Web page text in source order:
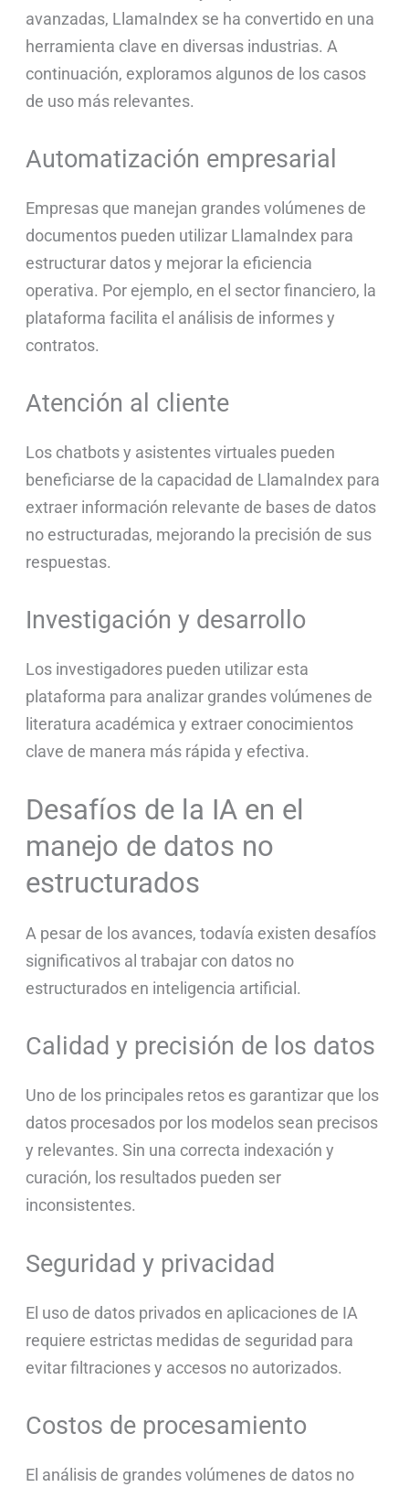
avanzadas, LlamaIndex se ha convertido en una
herramienta clave en diversas industrias. A
continuación, exploramos algunos de los casos
de uso más relevantes.
Automatización empresarial
Empresas que manejan grandes volúmenes de
documentos pueden utilizar LlamaIndex para
estructurar datos y mejorar la eficiencia
operativa. Por ejemplo, en el sector financiero, la
plataforma facilita el análisis de informes y
contratos.
Atención al cliente
Los chatbots y asistentes virtuales pueden
beneficiarse de la capacidad de LlamaIndex para
extraer información relevante de bases de datos
no estructuradas, mejorando la precisión de sus
respuestas.
Investigación y desarrollo
Los investigadores pueden utilizar esta
plataforma para analizar grandes volúmenes de
literatura académica y extraer conocimientos
clave de manera más rápida y efectiva.
Desafíos de la IA en el
manejo de datos no
estructurados
A pesar de los avances, todavía existen desafíos
significativos al trabajar con datos no
estructurados en inteligencia artificial.
Calidad y precisión de los datos
Uno de los principales retos es garantizar que los
datos procesados por los modelos sean precisos
y relevantes. Sin una correcta indexación y
curación, los resultados pueden ser
inconsistentes.
Seguridad y privacidad
El uso de datos privados en aplicaciones de IA
requiere estrictas medidas de seguridad para
evitar filtraciones y accesos no autorizados.
Costos de procesamiento
El análisis de grandes volúmenes de datos no